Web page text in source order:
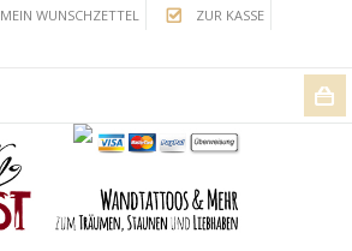
MEIN WUNSCHZETTEL
ZUR KASSE